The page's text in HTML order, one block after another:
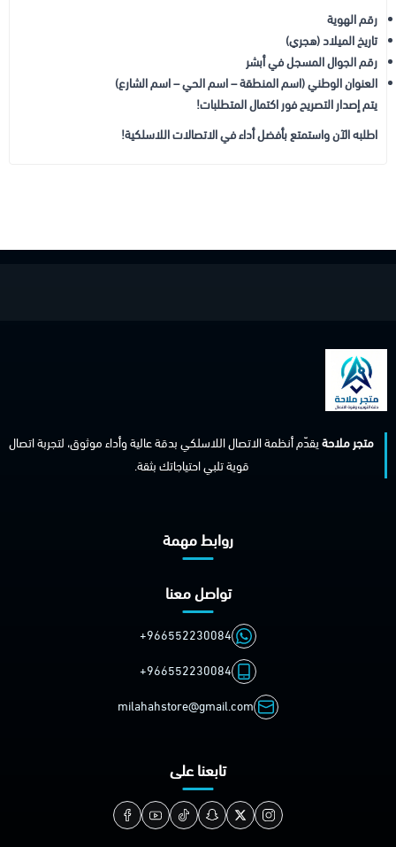
رقم الهوية
تاريخ الميلاد (هجري)
رقم الجوال المسجل في أبشر
العنوان الوطني (اسم المنطقة – اسم الحي – اسم الشارع)
يتم إصدار التصريح فور اكتمال المتطلبات!
اطلبه الآن واستمتع بأفضل أداء في الاتصالات اللاسلكية!
متجر ملاحةيقدّم أنظمة الاتصال اللاسلكي بدقة عالية وأداء موثوق، لتجربة اتصال
قوية تلبي احتياجاتك بثقة.
روابط مهمة
تواصل معنا
+966552230084
+966552230084
milahahstore@gmail.com
تابعنا على